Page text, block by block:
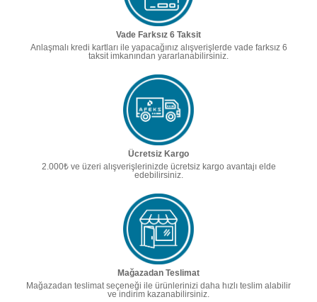
Vade Farksız 6 Taksit
Anlaşmalı kredi kartları ile yapacağınız alışverişlerde vade farksız 6
taksit imkanından yararlanabilirsiniz.
Ücretsiz Kargo
2.000₺ ve üzeri alışverişlerinizde ücretsiz kargo avantajı elde
edebilirsiniz.
Mağazadan Teslimat
Mağazadan teslimat seçeneği ile ürünlerinizi daha hızlı teslim alabilir
ve indirim kazanabilirsiniz.